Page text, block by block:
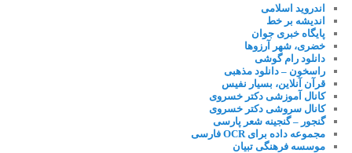
اندروید اسلامی
اندیشه بر خط
پایگاه خبری جوان
خضری، شهر آرزوها
دانلود رام گوشی
راسخون – دانلود مذهبی
قرآن آنلاین، بسیار نفیس
کانال آموزشی دکتر خسروی
کانال سروشی دکتر خسروی
گنجور – گنجینه شعر پارسی
مجموعه داده برای OCR فارسی
موسسه فرهنگی تبیان